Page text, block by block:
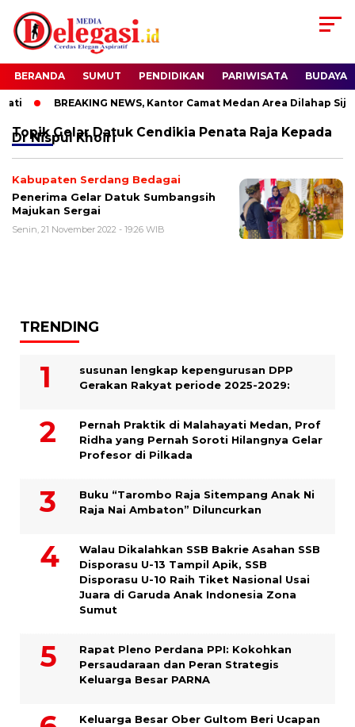
BERANDA SUMUT PENDIDIKAN PARIWISATA BUDAYA
BREAKING NEWS, Kantor Camat Medan Area Dilahap
TopikGelar Datuk Cendikia Penata Raja Kepada
Dr Nispul Khoiri
Kabupaten Serdang Bedagai
Penerima Gelar Datuk Sumbangsih
Majukan Sergai
Senin, 21 November 2022 - 19:26 WIB
TRENDING
susunan lengkap kepengurusan DPP
Gerakan Rakyat periode 2025-2029:
Pernah Praktik di Malahayati Medan, Prof
Ridha yang Pernah Soroti Hilangnya Gelar
Profesor di Pilkada
Buku “Tarombo Raja Sitempang Anak Ni
Raja Nai Ambaton” Diluncurkan
Walau Dikalahkan SSB Bakrie Asahan SSB
Disporasu U-13 Tampil Apik, SSB
Disporasu U-10 Raih Tiket Nasional Usai
Juara di Garuda Anak Indonesia Zona
Sumut
Rapat Pleno Perdana PPI: Kokohkan
Persaudaraan dan Peran Strategis
Keluarga Besar PARNA
Keluarga Besar Ober Gultom Beri Ucapan